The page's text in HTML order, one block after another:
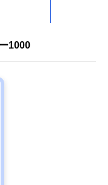
1000